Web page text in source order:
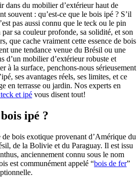
dans du mobilier d’extérieur haut de
souvent : qu’est-ce que le bois ipé ? S’il
pas aussi connu que le teck ou le pin
sa couleur profonde, sa solidité, et son
que cache vraiment cette essence de bois
une tendance venue du Brésil ou une
d’un mobilier d’extérieur robuste et
à la surface, penchons-nous sérieusement
ses avantages réels, ses limites, et ce
en terrasse ou jardin. Nos experts en
et ipé vous disent tout!
ipé ?
de bois exotique provenant d’Amérique du
de la Bolivie et du Paraguay. Il est issu
anciennement connu sous le nom
est communément appelé “bois de fer”